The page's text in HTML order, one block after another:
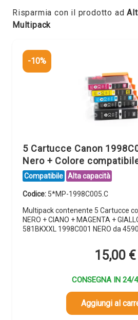
Risparmia con il prodotto ad
Multipack
-10%
5 Cartucce Canon
Nero + Colore
Compatibile Alta capacità
Codice: 5*MP-1998C005.C
Multipack contenente 5 Cartucce
NERO + CIANO + MAGENTA +
581BKXXL 1998C001 NERO da
15,00 €
CONSEGNA IN 24/
Aggiungi al